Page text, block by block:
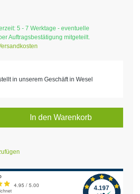
5 - 7 Werktage - eventuelle
Auftragsbestätigung mitgeteilt.
in unserem Geschäft in Wesel
Gib den gewünschten
In den Warenkorb